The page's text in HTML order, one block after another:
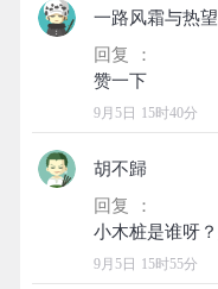
一路风霜与热望
回复 ：
9月5日 15时40分
胡不歸
回复 ：
9月5日 15时55分